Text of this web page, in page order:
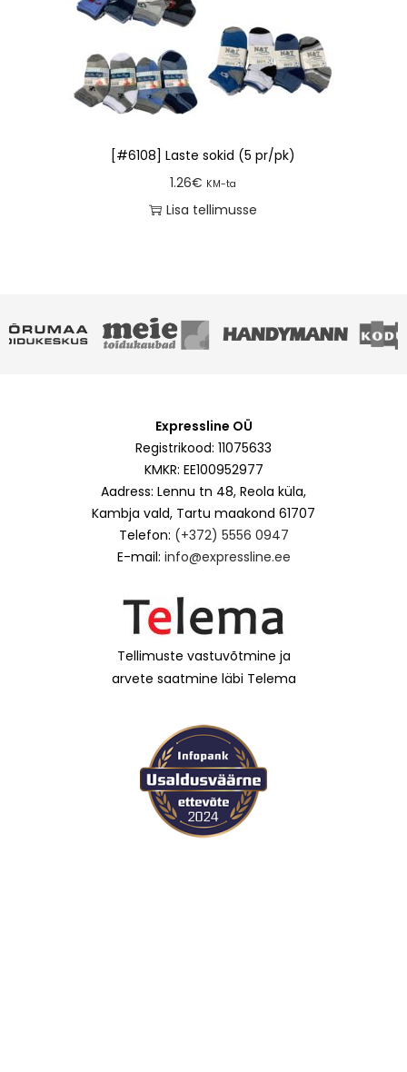
[#6108] Laste sokid (5 pr/pk)
1.26€ KM-ta
Lisa tellimusse
Expressline OÜ
Registrikood: 11075633
KMKR: EE100952977
Aadress: Lennu tn 48, Reola küla,
Kambja vald, Tartu maakond 61707
Telefon: (+372) 5556 0947
E-mail: info@expressline.ee
Tellimuste vastuvõtmine ja
arvete saatmine läbi Telema